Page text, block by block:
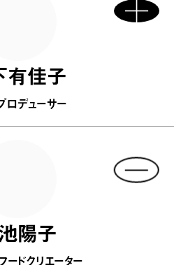
有佳子
ロデューサー
陽子
ードクリエーター